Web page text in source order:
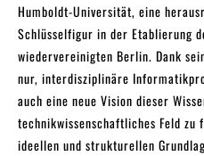
Humboldt-Universität, eine
Schlüsselfigur in der Etablierung
wiedervereinigten Berlin. Dank
nur, interdisziplinäre
auch eine neue Vision dieser
technikwissenschaftliches Feld zu
ideellen und strukturellen